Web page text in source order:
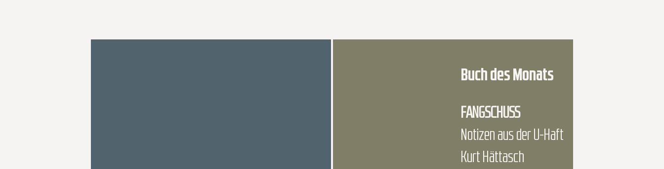
Buch des Monats
FANGSCHUSS
Notizen aus der U-Haft
Kurt Hättasch